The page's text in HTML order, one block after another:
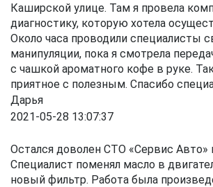
Каширской улице. Там я провела
диагностику, которую хотела
Около часа проводили специалисты
манипуляции, пока я смотрела
с чашкой ароматного кофе в руке.
приятное с полезным. Спасибо
Дарья
2021-05-28 13:07:37
Остался доволен СТО «Сервис Авто»
Специалист поменял масло в
новый фильтр. Работа была